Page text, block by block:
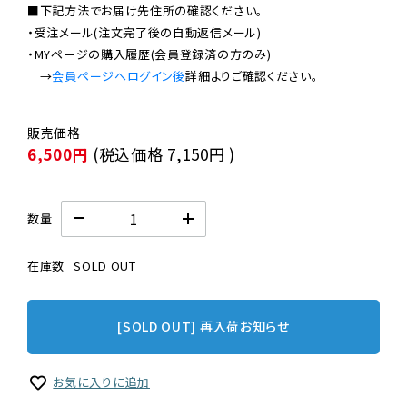
■下記方法でお届け先住所の確認ください。
・受注メール(注文完了後の自動返信メール)
・MYページの購入履歴(会員登録済の方のみ)
→会員ページへログイン後
6,500円 (税込価格 7,150円 )
数量
在庫数 SOLD OUT
[SOLD OUT] 再入荷お知らせ
お気に入りに追加